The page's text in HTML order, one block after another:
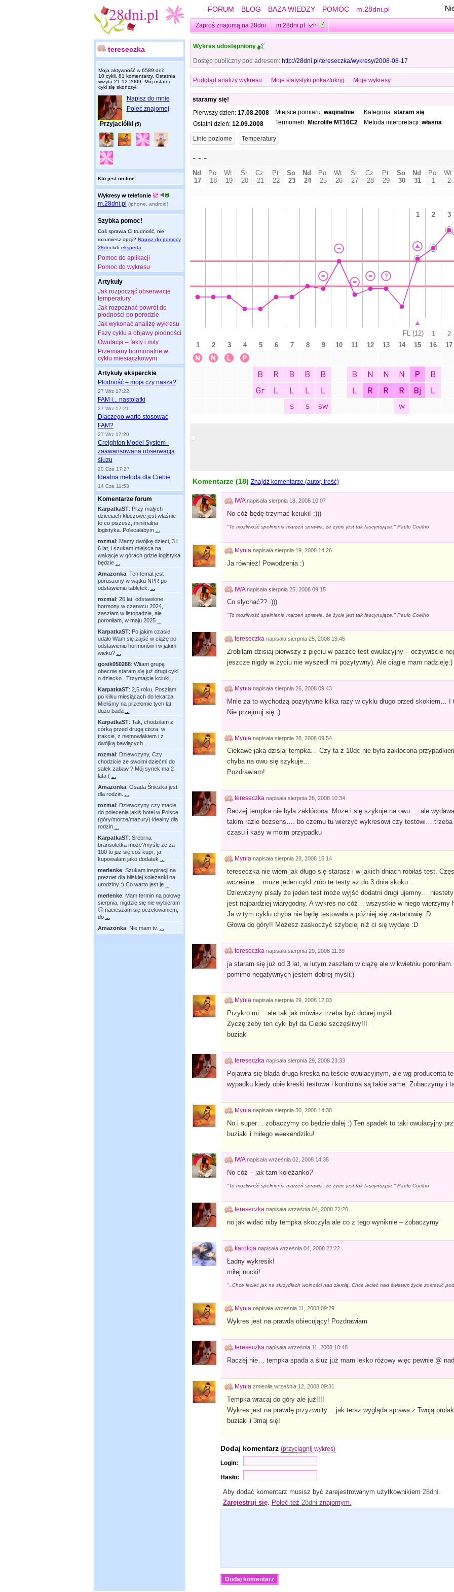
FORUM BLOG BAZA WIEDZY POMOC m.28dni.pl
Zaproś znajomą na 28dni m.28dni.pl
tereseczka
Moja aktywność w 6589 dni:
10 cykli, 81 komentarzy. Ostatnia
wizyta 21.12.2009 . Mój ostatni
cykl się skończył.
Napisz do mnie
Poleć znajomej
Przyjaciółki (5)
Kto jest on-line:
Wykresy w telefonie
m.28dni.pl (iphone, android)
Szybka pomoc!
Coś sprawia Ci trudność, nie
rozumiesz opcji? Napisz do pomocy
28dnilub eksperta
Pomoc do aplikacji
Pomoc do wykresu
Artykuły
Jak rozpocząć obserwacje
temperatury
Jak rozpoznać powrót do
płodności po porodzie
Jak wykonać analizę wykresu
Fazy cyklu a objawy płodności
Owulacja – fakty i mity
Przemiany hormonalne w
cyklu miesiączkowym
Artykuły eksperckie
Płodność – moja czy nasza?
27 Wrz 17:22
FAM i... nastolatki
27 Wrz 17:21
Dlaczego warto stosować
FAM?
27 Wrz 17:20
Creighton Model System -
zaawansowana obserwacja
śluzu
20 Cze 17:27
Idealna metoda dla Ciebie
14 Cze 11:53
Komentarze forum
KarpatkaST: Przy małych
dzieciach kluczowe jest właśnie
to co piszesz, minimalna
logistyka. Polecałabym
rozmal: Mamy dwójkę dzieci, 3 i
6 lat, i szukam miejsca na
wakacje w górach gdzie logistyka
będzie
Amazonka: Ten temat jest
poruszony w wątku NPR po
odstawieniu tabletek.
rozmal: 26 lat, odstawione
hormony w czerwcu 2024,
zaszłam w listopadzie, ale
poroniłam, w maju 2025
KarpatkaST: Po jakim czasie
udało Wam się zajść w ciążę po
odstawieniu hormonów i w jakim
wieku?
gosik050288: Witam grupę
obecnie staram się już drugi cykl
o dziecko . Trzymajcie kciuki
KarpatkaST: 2,5 roku. Poszłam
po kilku miesiącach do lekarza.
Mieliśmy na przełomie tych lat
dużo bada
KarpatkaST: Tak, chodziłam z
córką przed drugą cisza, w
trakcie, z niemowlakiem i z
dwójką bawiących
rozmal: Dziewczyny, Czy
chodzicie ze swoimi dziećmi do
salek zabaw ? Mój synek ma 2
lata (
Amazonka: Osada Śnieżka jest
dla rodzin.
rozmal: Dziewczyny czy macie
do polecenia jakiś hotel w Polsce
(góry/morze/mazury) idealny dla
rodzin
KarpatkaST: Srebrna
bransoletka moze?myślę że za
100 to już się coś kupi , ja
kupowałam jako dodatek
merlenke: Szukam inspiracji na
preznet dla bliskiej koleżanki na
urodziny :) Co warto jest je
merlenke: Mam termin na połowę
sierpnia, nigdzie się nie wybieram
🙂 nacieszam się oczekiwaniem,
do
Amazonka: Nie mam tv.
Wykres udostępniony
Dostęp publiczny pod adresem: http://28dni.pl/tereseczka/wykresy/2008-08-17
Podgląd analizy wykresu Moje statystyki pokaż/ukryj Moje wykresy
staramy się!
Pierwszy dzień: 17.08.2008
Ostatni dzień: 12.09.2008
Miejsce pomiaru: waginalnie
Termometr: Microlife MT16C2
Kategoria: staram się
Metoda interpretacji: własna
Komentarze (18) Znajdź komentarze (autor, treść)
IWA napisała sierpnia 18, 2008 10:07
No cóż będę trzymać kciuki! ;)))
"To możliwość spełnienia marzeń sprawia, że życie jest tak fascynujące." Paulo Coelho
Mynia napisała sierpnia 19, 2008 14:26
Ja również! Powodzenia :)
IWA napisała sierpnia 25, 2008 09:15
Co słychać?? :)))
"To możliwość spełnienia marzeń sprawia, że życie jest tak fascynujące." Paulo Coelho
tereseczka napisała sierpnia 25, 2008 19:45
Zrobiłam dzisiaj pierwszy z pięciu w paczce test owulacyjny – oczywiście
jeszcze nigdy w życiu nie wyszedł mi pozytywny). Ale ciągle mam nadzieję:)
Mynia napisała sierpnia 26, 2008 09:43
Mnie za to wychodzą pozytywne kilka razy w cyklu długo przed skokiem… I
Nie przejmuj się :)
Mynia napisała sierpnia 28, 2008 09:54
Ciekawe jaka dzisiaj tempka… Czy ta z 10dc nie była zakłócona
chyba na owu się szykuje…
Pozdrawiam!
tereseczka napisała sierpnia 28, 2008 10:34
Raczej tempka nie była zakłócona. Może i się szykuje na owu…. ale
takim razie bezsens…. bo czemu tu wierzyć wykresowi czy testowi….trzeba
czasu i kasy w moim przypadku
Mynia napisała sierpnia 28, 2008 15:14
tereseczka nie wiem jak długo się starasz i w jakich dniach robiłaś test.
wcześnie… może jeden cykl zrób te testy aż do 3 dnia skoku…
Dziewczyny pisały że jeden test może wyjść dodatni drugi ujemny…
jest najbardziej wiarygodny. A wykres no cóż… wszystkie w niego wierzymy
Ja w tym cyklu chyba nie będę testowała a później się zastanowię :D
Głowa do góry!! Możesz zaskoczyć szybciej niż ci się wydaje :D
tereseczka napisała sierpnia 29, 2008 11:39
ja staram się już od 3 lat, w lutym zaszłam w ciążę ale w kwietniu
pomimo negatywnych jestem dobrej myśli:)
Mynia napisała sierpnia 29, 2008 12:03
Przykro mi… ale tak jak mówisz trzeba być dobrej myśli.
Życzę żeby ten cykl był da Ciebie szczęśliwy!!!
buziaki
tereseczka napisała sierpnia 29, 2008 23:33
Pojawiła się blada druga kreska na teście owulacyjnym, ale wg producenta
wypadku kiedy obie kreski testowa i kontrolna są takie same. Zobaczymy i
Mynia napisała sierpnia 30, 2008 14:38
No i super… zobaczymy co będzie dalej :) Ten spadek to taki owulacyjny
buziaki i miłego weekendziku!
IWA napisała września 02, 2008 14:35
No cóż – jak tam koleżanko?
"To możliwość spełnienia marzeń sprawia, że życie jest tak fascynujące." Paulo Coelho
tereseczka napisała września 04, 2008 22:20
no jak widać niby tempka skoczyła ale co z tego wyniknie – zobaczymy
karolcja napisała września 04, 2008 22:22
Ładny wykresik!
miłej nocki!
"..Chce lecieć jak na skrzydłach wolności nad ziemią, Chce lecieć nad światem życie zostawić
Mynia napisała września 11, 2008 09:29
Wykres jest na prawda obiecujący! Pozdrawiam
tereseczka napisała września 11, 2008 10:48
Raczej nie… tempka spada a śluz już mam lekko różowy więc pewnie @
Mynia zmieniła września 12, 2008 09:31
Tempka wracaj do góry ale już!!!!
Wykres jest na prawdę przyzwoity… jak teraz wygląda sprawa z Twoją
buziaki i 3maj się!
Dodaj komentarz (przyciągnij wykres)
Login:
Hasło:
Aby dodać komentarz musisz być zarejestrowanym użytkownikiem 28dni
Zarejestruj się. Poleć też 28dni znajomym.